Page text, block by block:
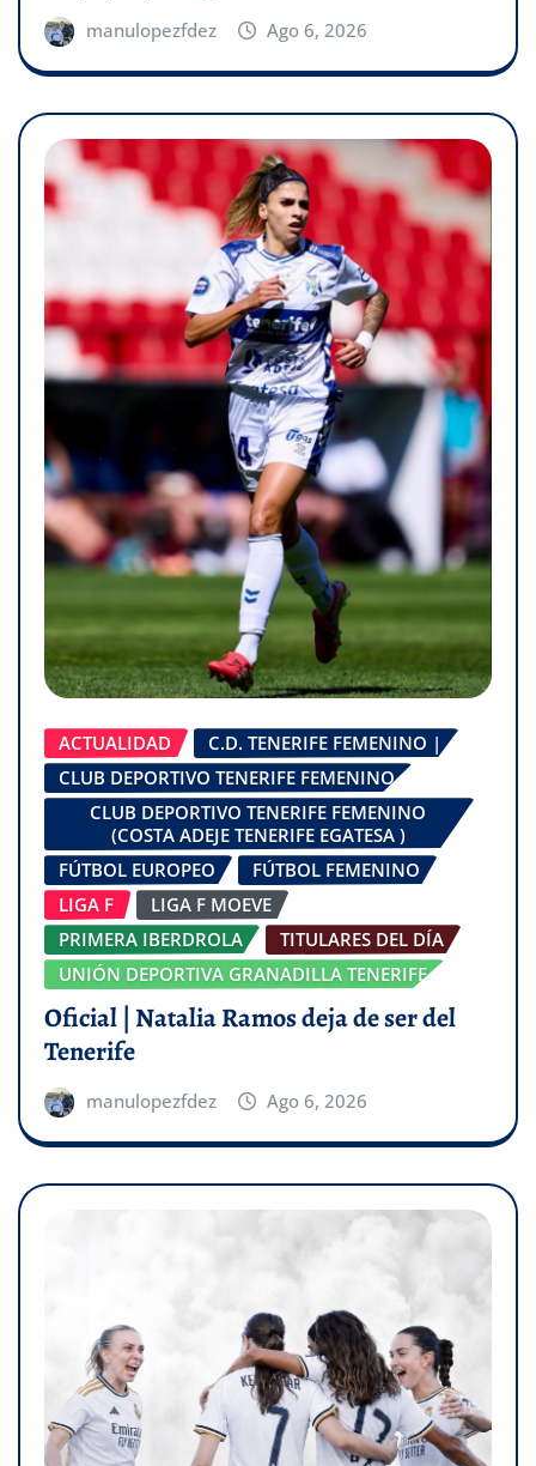
manulopezfdez Ago 6, 2026
ACTUALIDAD
C.D. TENERIFE FEMENINO |
CLUB DEPORTIVO TENERIFE FEMENINO
CLUB DEPORTIVO TENERIFE FEMENINO
(COSTA ADEJE TENERIFE EGATESA )
FÚTBOL EUROPEO
FÚTBOL FEMENINO
LIGA F
LIGA F MOEVE
PRIMERA IBERDROLA
TITULARES DEL DÍA
UNIÓN DEPORTIVA GRANADILLA TENERIFE
Oficial | Natalia Ramos deja de ser del
Tenerife
manulopezfdez Ago 6, 2026